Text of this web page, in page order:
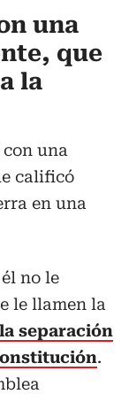
una
que
la
una
calificó
en una
no le
le llamen la
separación
.